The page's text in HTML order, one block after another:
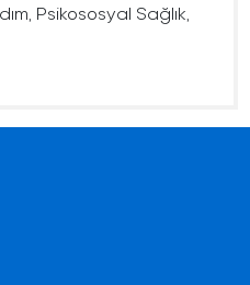
Psikososyal Sağlık,